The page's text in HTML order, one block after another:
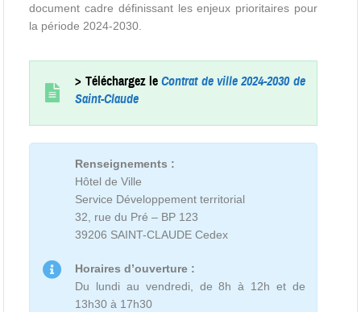
document cadre définissant les enjeux prioritaires pour
la période 2024-2030.
> Téléchargez leContrat de ville 2024-2030 de
Saint-Claude
Renseignements :
Hôtel de Ville
Service Développement territorial
32, rue du Pré – BP 123
39206 SAINT-CLAUDE Cedex
Horaires d’ouverture :
Du lundi au vendredi, de 8h à 12h et de
13h30 à 17h30